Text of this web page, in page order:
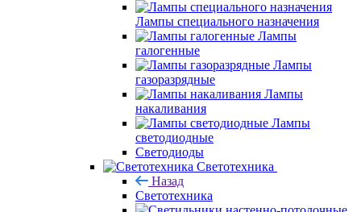
Лампы специального назначения
Лампы
галогенные
Лампы
газоразрядные
Лампы
накаливания
Лампы
светодиодные
Светодиоды
Светотехника
Назад
Светотехника